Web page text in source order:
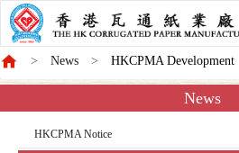
News HKCPMA Development
News
HKCPMA Notice